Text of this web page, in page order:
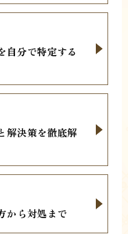
自分で特定する
解決策を徹底解
から対処まで